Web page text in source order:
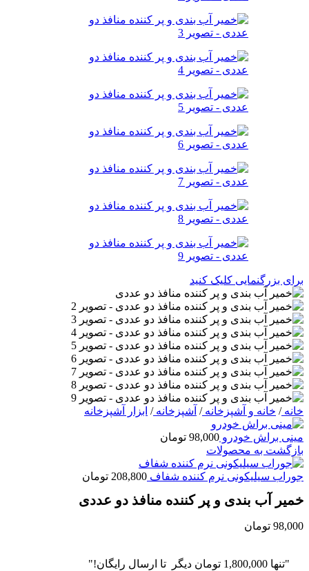
برای بزرگنمایی کلیک کنید
خانه/ خانه و آشپزخانه/ آشپزخانه/ ابزار آشپزخانه
مینی براش خودرو 98,000 تومان
بازگشت به محصولات
جوراب سیلیکونی نرم کننده شفاف 208,800 تومان
خمیر آب بندی و پر کننده منافذ دو عددی
98,000 تومان
"تنها 1,800,000 تومان دیگر تا ارسال رایگان!"